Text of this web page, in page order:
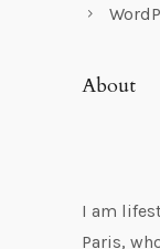
About
I am
Paris,